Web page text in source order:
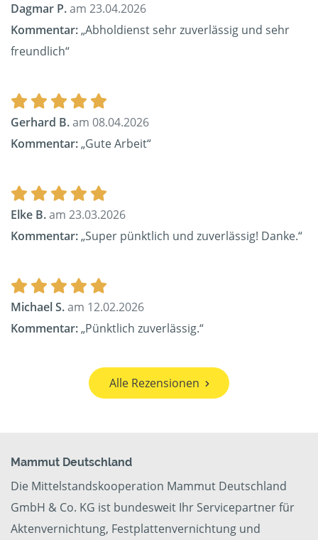
Dagmar P.am 23.04.2026
Kommentar:„Abholdienst sehr zuverlässig und sehr
freundlich“
Gerhard B.am 08.04.2026
Kommentar:„Gute Arbeit“
Elke B.am 23.03.2026
Kommentar:„Super pünktlich und zuverlässig! Danke.“
Michael S.am 12.02.2026
Kommentar:„Pünktlich zuverlässig.“
Alle Rezensionen
Mammut Deutschland
Die Mittelstandskooperation Mammut Deutschland
GmbH & Co. KG ist bundesweit Ihr Servicepartner für
Aktenvernichtung, Festplattenvernichtung und